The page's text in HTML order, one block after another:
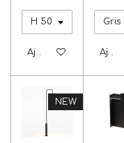
Ajouter au panier
NEW